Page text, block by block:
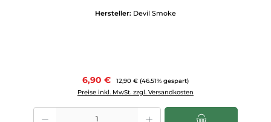
Hersteller: Devil Smoke
Verkaufspreis:
6,90 € Regulärer Preis:
12,90 € (46.51% gespart)
Preise inkl. MwSt. zzgl. Versandkosten
Produkt Anzahl: Gib den gewünschten Wert ein oder benutze die